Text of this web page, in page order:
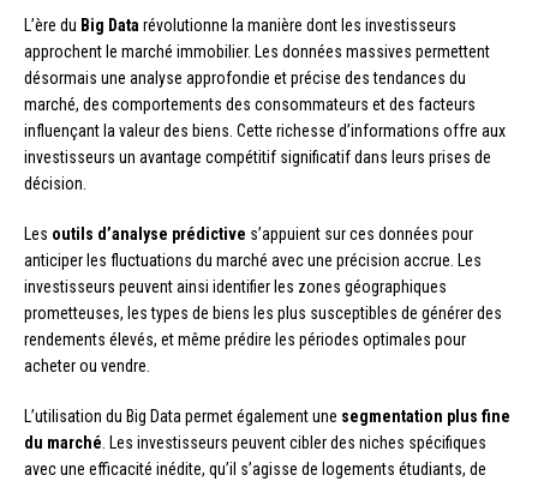
L’ère du Big Data révolutionne la manière dont les investisseurs
approchent le marché immobilier. Les données massives permettent
désormais une analyse approfondie et précise des tendances du
marché, des comportements des consommateurs et des facteurs
influençant la valeur des biens. Cette richesse d’informations offre aux
investisseurs un avantage compétitif significatif dans leurs prises de
décision.
Les outils d’analyse prédictive s’appuient sur ces données pour
anticiper les fluctuations du marché avec une précision accrue. Les
investisseurs peuvent ainsi identifier les zones géographiques
prometteuses, les types de biens les plus susceptibles de générer des
rendements élevés, et même prédire les périodes optimales pour
acheter ou vendre.
L’utilisation du Big Data permet également une segmentation plus fine
du marché . Les investisseurs peuvent cibler des niches spécifiques
avec une efficacité inédite, qu’il s’agisse de logements étudiants, de